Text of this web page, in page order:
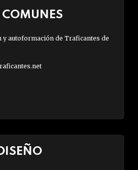
y autoformación de Traficantes de